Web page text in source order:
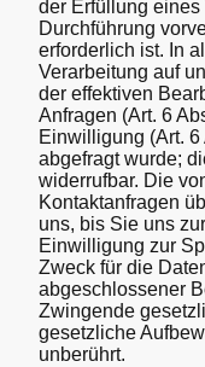
der Erfüllung
Durchführung
erforderlich ist. In
Verarbeitung auf
der effektiven
Anfragen (Art. 6
Einwilligung (Art.
abgefragt wurde;
widerrufbar. Die
Kontaktanfragen
uns, bis Sie uns
Einwilligung zur
Zweck für die
abgeschlossener
Zwingende
gesetzliche
unberührt.